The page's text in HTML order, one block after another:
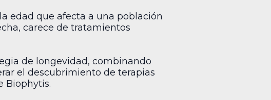
edad que afecta a una población
carece de tratamientos
de longevidad, combinando
el descubrimiento de terapias
Biophytis.